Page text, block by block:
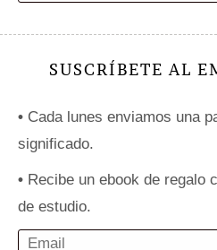
SUSCRÍBETE AL
• Cada lunes enviamos una
significado.
• Recibe un ebook de regalo
de estudio.